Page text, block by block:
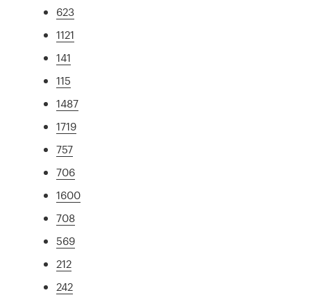
623
1121
141
115
1487
1719
757
706
1600
708
569
212
242